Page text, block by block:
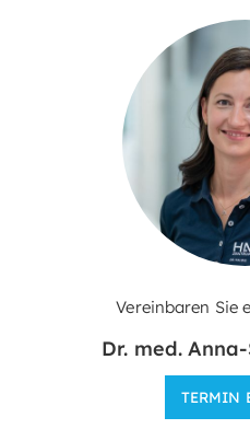
Vereinbaren Sie
Dr. med.
TERMIN